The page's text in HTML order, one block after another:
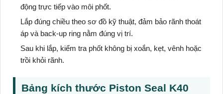
động trực tiếp vào môi phốt.
Lắp đúng chiều theo sơ đồ kỹ thuật, đảm bảo rãnh thoát
áp và back-up ring nằm đúng vị trí.
Sau khi lắp, kiểm tra phốt không bị xoắn, kẹt, vênh hoặc
trồi khỏi rãnh.
Bảng kích thước Piston Seal K40